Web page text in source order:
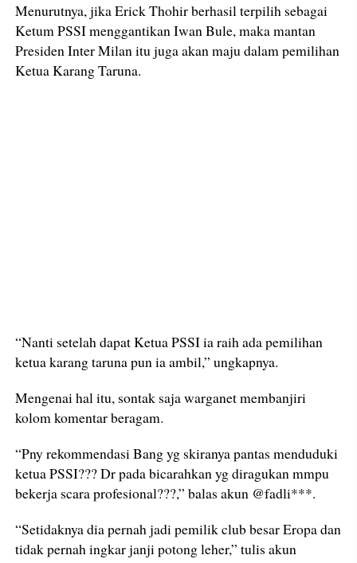
Menurutnya, jika Erick Thohir berhasil terpilih sebagai
Ketum PSSI menggantikan Iwan Bule, maka mantan
Presiden Inter Milan itu juga akan maju dalam pemilihan
Ketua Karang Taruna.
“Nanti setelah dapat Ketua PSSI ia raih ada pemilihan
ketua karang taruna pun ia ambil,” ungkapnya.
Mengenai hal itu, sontak saja warganet membanjiri
kolom komentar beragam.
“Pny rekommendasi Bang yg skiranya pantas menduduki
ketua PSSI??? Dr pada bicarahkan yg diragukan mmpu
bekerja scara profesional???,” balas akun @fadli***.
“Setidaknya dia pernah jadi pemilik club besar Eropa dan
tidak pernah ingkar janji potong leher,” tulis akun